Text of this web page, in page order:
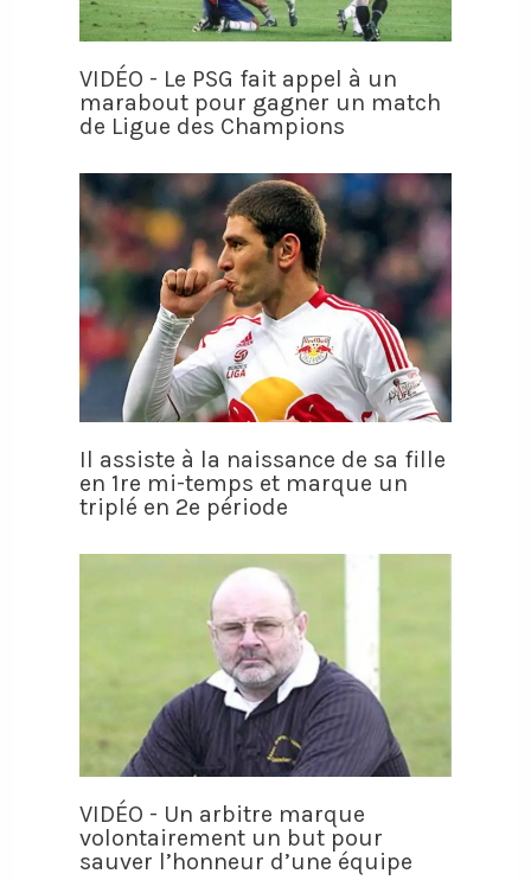
VIDÉO - Le PSG fait appel à un
marabout pour gagner un match
de Ligue des Champions
Il assiste à la naissance de sa fille
en 1re mi-temps et marque un
triplé en 2e période
VIDÉO - Un arbitre marque
volontairement un but pour
sauver l’honneur d’une équipe